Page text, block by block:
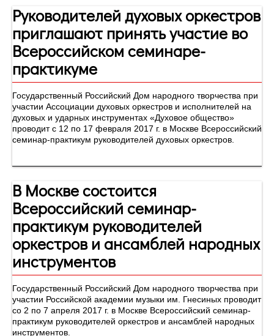
Руководителей духовых оркестров
приглашают принять участие во
Всероссийском семинаре-
практикуме
Государственный Российский Дом народного творчества при
участии Ассоциации духовых оркестров и исполнителей на
духовых и ударных инструментах «Духовое общество»
проводит с 12 по 17 февраля 2017 г. в Москве Всероссийский
семинар-практикум руководителей духовых оркестров.
В Москве состоится
Всероссийский семинар-
практикум руководителей
оркестров и ансамблей народных
инструментов
Государственный Российский Дом народного творчества при
участии Российской академии музыки им. Гнесиных проводит
со 2 по 7 апреля 2017 г. в Москве Всероссийский семинар-
практикум руководителей оркестров и ансамблей народных
инструментов.